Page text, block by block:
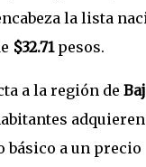
la lista
$32.71pesos.
a la región de
básico a un precio